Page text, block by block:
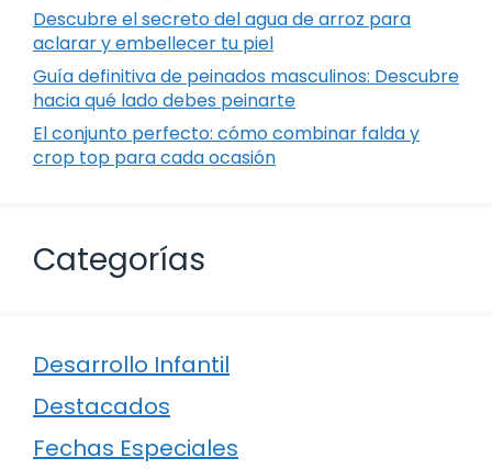
Descubre el secreto del agua de arroz para
aclarar y embellecer tu piel
Guía definitiva de peinados masculinos: Descubre
hacia qué lado debes peinarte
El conjunto perfecto: cómo combinar falda y
crop top para cada ocasión
Categorías
Desarrollo Infantil
Destacados
Fechas Especiales